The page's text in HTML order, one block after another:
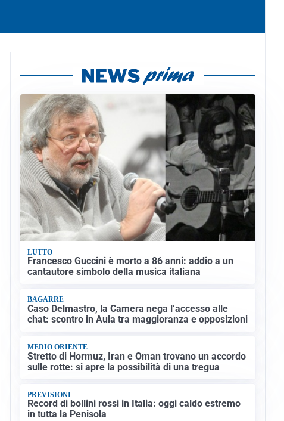
LUTTO
Francesco Guccini è morto a 86 anni: addio a un
cantautore simbolo della musica italiana
BAGARRE
Caso Delmastro, la Camera nega l’accesso alle
chat: scontro in Aula tra maggioranza e opposizioni
MEDIO ORIENTE
Stretto di Hormuz, Iran e Oman trovano un accordo
sulle rotte: si apre la possibilità di una tregua
PREVISIONI
Record di bollini rossi in Italia: oggi caldo estremo
in tutta la Penisola